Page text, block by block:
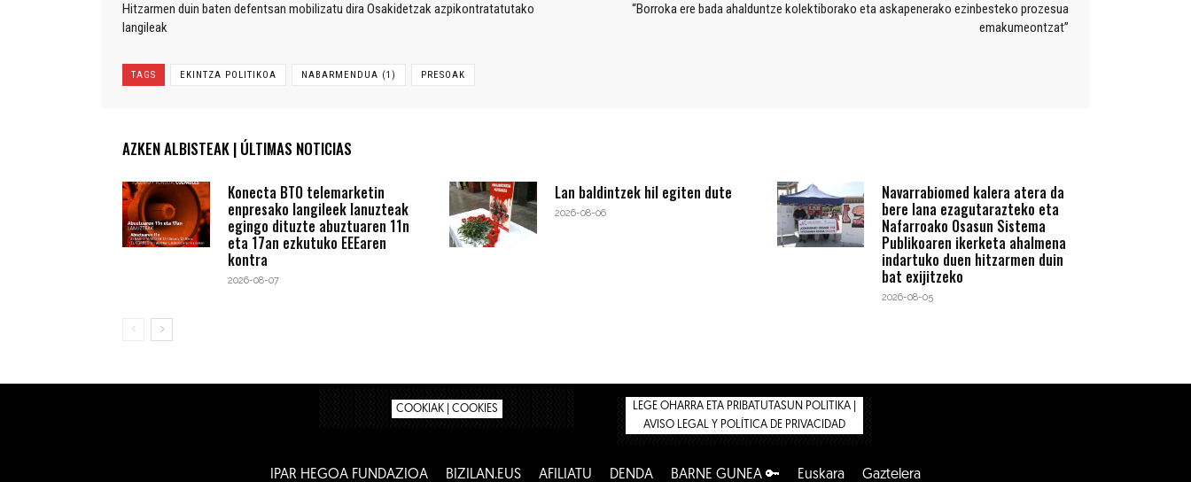
Hitzarmen duin baten defentsan mobilizatu dira Osakidetzak azpikontratatutako
langileak
“Borroka ere bada ahalduntze kolektiborako eta askapenerako ezinbesteko prozesua
emakumeontzat”
TAGS EKINTZA POLITIKOA NABARMENDUA (1) PRESOAK
AZKEN ALBISTEAK | ÚLTIMAS NOTICIAS
Konecta BTO telemarketin
enpresako langileek lanuzteak
egingo dituzte abuztuaren 11n
eta 17an ezkutuko EEEaren
kontra
2026-08-07
Lan baldintzek hil egiten dute
2026-08-06
Navarrabiomed kalera atera da
bere lana ezagutarazteko eta
Nafarroako Osasun Sistema
Publikoaren ikerketa ahalmena
indartuko duen hitzarmen duin
bat exijitzeko
2026-08-05
COOKIAK | COOKIES
LEGE OHARRA ETA PRIBATUTASUN POLITIKA |
AVISO LEGAL Y POLÍTICA DE PRIVACIDAD
IPAR HEGOA FUNDAZIOA BIZILAN.EUS AFILIATU DENDA BARNE GUNEA 🔑 Euskara Gaztelera